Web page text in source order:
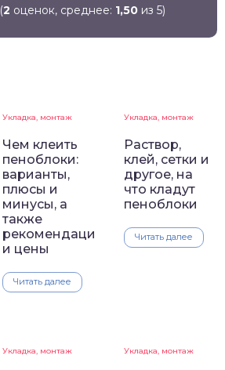
(2 оценок, среднее: 1,50 из 5)
Укладка, монтаж
Чем клеить
пеноблоки:
варианты,
плюсы и
минусы, а
также
рекомендации
и цены
Читать далее
Укладка, монтаж
Раствор,
клей, сетки и
другое, на
что кладут
пеноблоки
Читать далее
Укладка, монтаж Укладка, монтаж